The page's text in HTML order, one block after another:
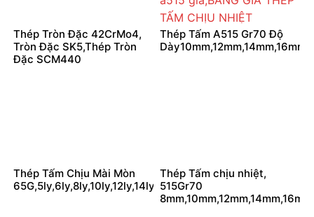
Thép Tròn Đặc 42CrMo4,
Tròn Đặc SK5,Thép Tròn
Đặc SCM440
Thép Tấm A515 Gr70 Độ
Dày10mm,12mm,14mm,16mm
Thép Tấm Chịu Mài Mòn
65G,5ly,6ly,8ly,10ly,12ly,14ly,16ly,18ly,20ly
Thép Tấm chịu nhiệt,
515Gr70